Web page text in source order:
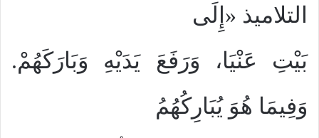
التلاميذ «إِلَى
بَيْتِ عَنْيَا، وَرَفَعَ يَدَيْهِ وَبَارَكَهُمْ.
وَفِيمَا هُوَ يُبَارِكُهُمُ